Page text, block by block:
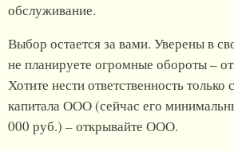
обслуживание.
Выбор остается за вами. Уверены в
не планируете огромные обороты –
Хотите нести ответственность
капитала ООО (сейчас его
000 руб.) – открывайте ООО.